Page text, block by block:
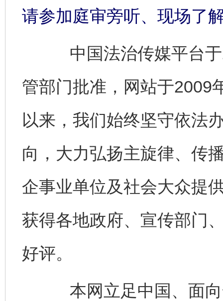
请参加庭审旁听、现场了
中国法治传媒平台于
管部门批准，网站于2009
以来，我们始终坚守依法
向，大力弘扬主旋律、传
企事业单位及社会大众提
获得各地政府、宣传部门
好评。
本网立足中国、面向